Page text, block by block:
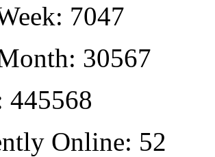
7047
30567
445568
Online: 52